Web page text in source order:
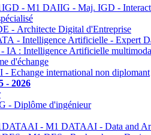
- M1 DAIIG - Maj. IGD -
- Architecte Digital d'Entreprise
- Intelligence Artificielle - Expert
IA : Intelligence Artificielle
d'échange
- Echange international non diplomant
- 2026
- Diplôme d'ingénieur
- M1 DATAAI - Data and